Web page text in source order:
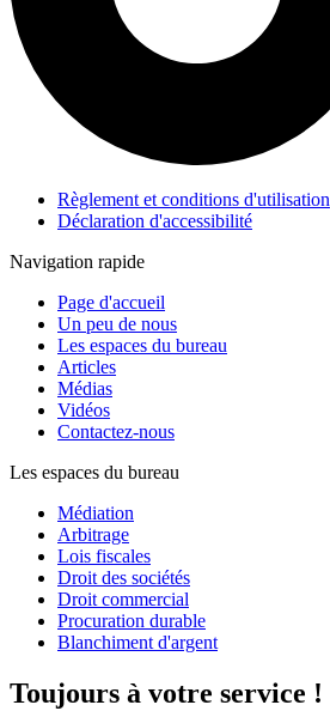
Règlement et conditions d'utilisation
Déclaration d'accessibilité
Navigation rapide
Page d'accueil
Un peu de nous
Les espaces du bureau
Articles
Médias
Vidéos
Contactez-nous
Les espaces du bureau
Médiation
Arbitrage
Lois fiscales
Droit des sociétés
Droit commercial
Procuration durable
Blanchiment d'argent
Toujours à votre service !